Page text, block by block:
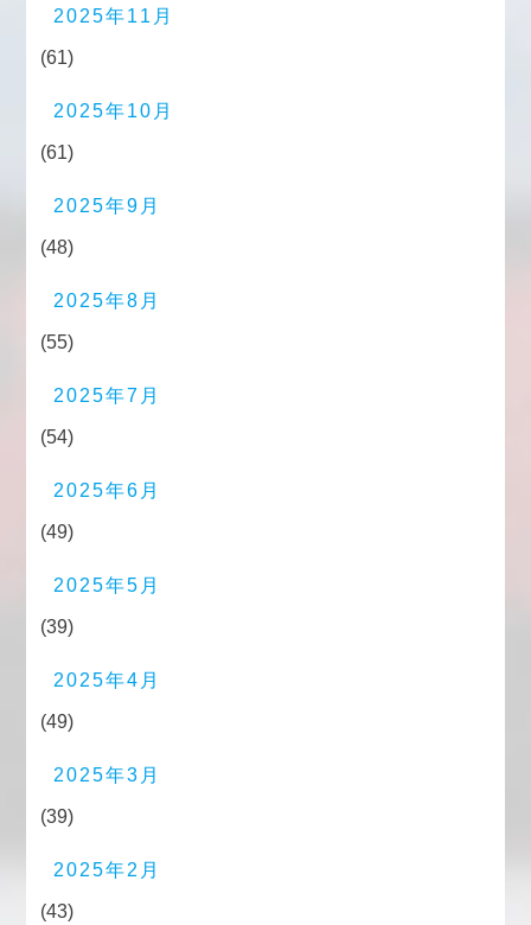
2025年11月
(61)
2025年10月
(61)
2025年9月
(48)
2025年8月
(55)
2025年7月
(54)
2025年6月
(49)
2025年5月
(39)
2025年4月
(49)
2025年3月
(39)
2025年2月
(43)